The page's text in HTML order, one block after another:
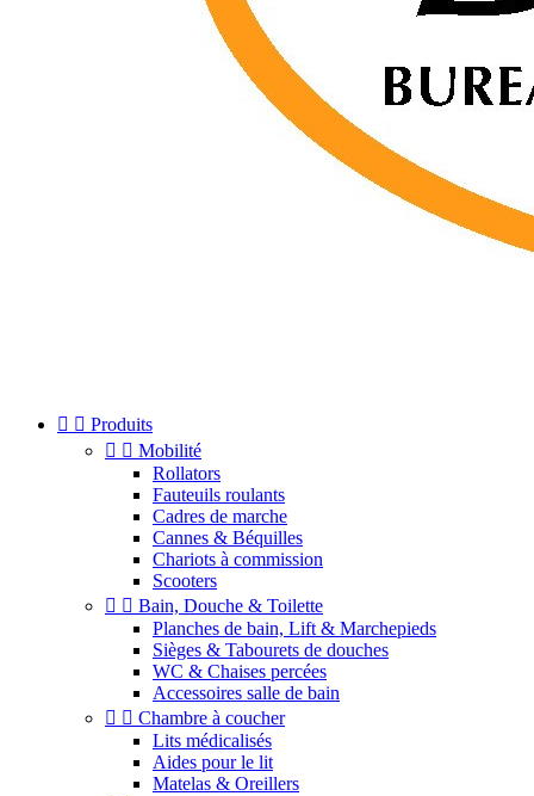
  Produits
  Mobilité
Rollators
Fauteuils roulants
Cadres de marche
Cannes & Béquilles
Chariots à commission
Scooters
  Bain, Douche & Toilette
Planches de bain, Lift & Marchepieds
Sièges & Tabourets de douches
WC & Chaises percées
Accessoires salle de bain
  Chambre à coucher
Lits médicalisés
Aides pour le lit
Matelas & Oreillers